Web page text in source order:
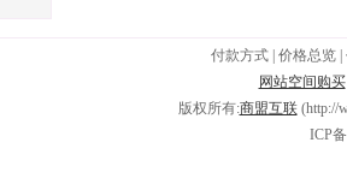
付款方式 价格总览
网站空间购买
版权所有:商盟互联(http://
ICP